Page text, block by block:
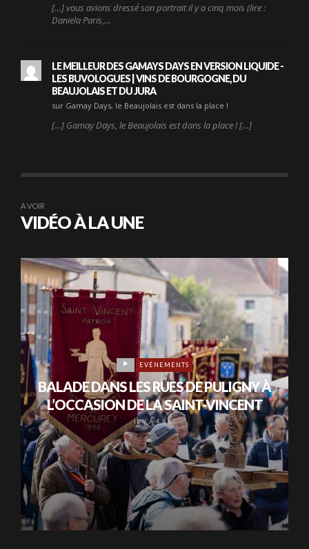
[…] vous avions dressé son portrait il y a cinq mois (lire :
Daniela Paris,…
LE MEILLEUR DES GAMAYS DAYS EN VERSION LIQUIDE -
LES BUVOLOGUES | VINS DE BOURGOGNE, DU
BEAUJOLAIS ET DU JURA
sur Gamay Days, le Beaujolais est dans la place !
[…] Gamay Days, le Beaujolais est dans la place ! […]
A VOIR
VIDÉO À LA UNE
EVÉNEMENTS
BALADE DANS LES RUES DE PULIGNY À
L’OCCASION DE LA SAINT-VINCENT
IL Y A 4 ANS